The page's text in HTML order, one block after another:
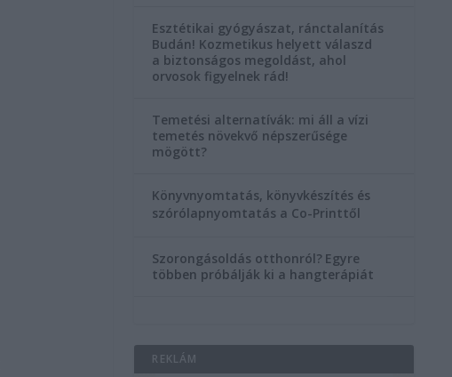
Esztétikai gyógyászat, ránctalanítás
Budán! Kozmetikus helyett válaszd
a biztonságos megoldást, ahol
orvosok figyelnek rád!
Temetési alternatívák: mi áll a vízi
temetés növekvő népszerűsége
mögött?
Könyvnyomtatás, könyvkészítés és
szórólapnyomtatás a Co-Printtől
Szorongásoldás otthonról? Egyre
többen próbálják ki a hangterápiát
REKLÁM